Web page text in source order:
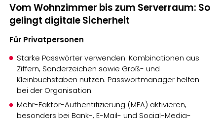
Vom Wohnzimmer bis zum Serverraum: So
gelingt digitale Sicherheit
Für Privatpersonen
Starke Passwörter verwenden: Kombinationen aus
Ziffern, Sonderzeichen sowie Groß- und
Kleinbuchstaben nutzen. Passwortmanager helfen
bei der Organisation.
Mehr-Faktor-Authentifizierung (MFA) aktivieren,
besonders bei Bank-, E-Mail- und Social-Media-